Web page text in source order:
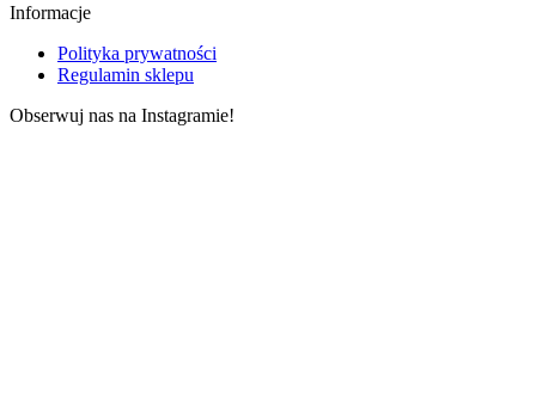
Informacje
Polityka prywatności
Regulamin sklepu
Obserwuj nas na Instagramie!